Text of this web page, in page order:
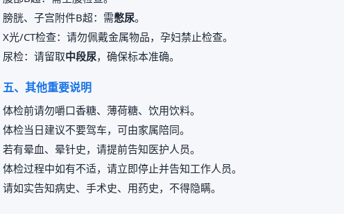
膀胱、子宫附件B超：需憋尿。
X光/CT检查：请勿佩戴金属物品，孕妇禁止检查。
尿检：请留取中段尿，确保标本准确。
五、其他重要说明
体检前请勿嚼口香糖、薄荷糖、饮用饮料。
体检当日建议不要驾车，可由家属陪同。
若有晕血、晕针史，请提前告知医护人员。
体检过程中如有不适，请立即停止并告知工作人员。
请如实告知病史、手术史、用药史，不得隐瞒。